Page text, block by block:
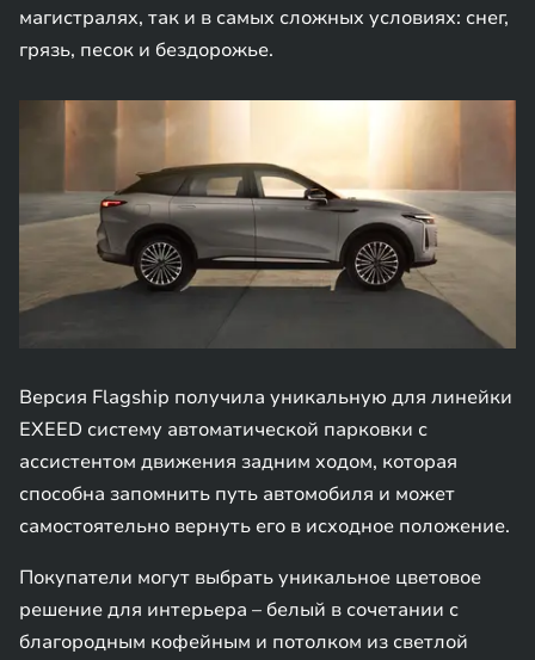
магистралях, так и в самых сложных условиях: снег,
грязь, песок и бездорожье.
Версия Flagship получила уникальную для линейки
EXEED систему автоматической парковки с
ассистентом движения задним ходом, которая
способна запомнить путь автомобиля и может
самостоятельно вернуть его в исходное положение.
Покупатели могут выбрать уникальное цветовое
решение для интерьера – белый в сочетании с
благородным кофейным и потолком из светлой